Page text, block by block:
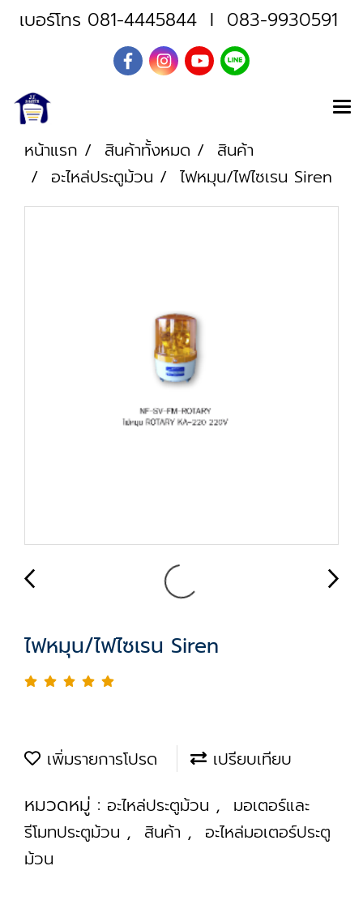
เบอร์โทร 081-4445844I 083-9930591
หน้าแรก สินค้าทั้งหมด
สินค้า
อะไหล่ประตูม้วน
ไฟหมุน/ไฟไซเรน Siren
ไฟหมุน/ไฟไซเรน Siren
เพิ่มรายการโปรด เปรียบเทียบ
หมวดหมู่ : อะไหล่ประตูม้วน , มอเตอร์และ
รีโมทประตูม้วน , สินค้า , อะไหล่มอเตอร์ประตู
ม้วน